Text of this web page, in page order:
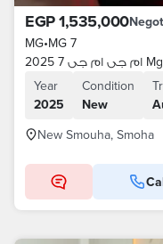
EGP 1,535,000
MG•MG 7
Year
2025
Condition
New
New Smouha, Smoha